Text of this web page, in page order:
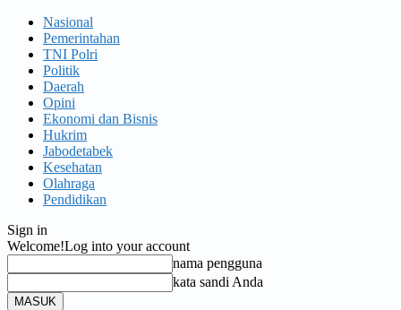
Nasional
Pemerintahan
TNI Polri
Politik
Daerah
Opini
Ekonomi dan Bisnis
Hukrim
Jabodetabek
Kesehatan
Olahraga
Pendidikan
Sign in
Welcome!Log into your account
nama pengguna
kata sandi Anda